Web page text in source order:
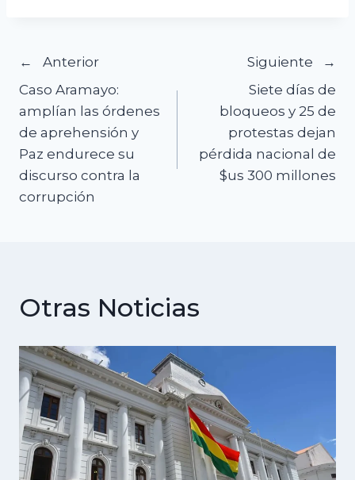
Navegación
de
entradas
Anterior
Caso Aramayo:
amplían las órdenes
de aprehensión y
Paz endurece su
discurso contra la
corrupción
Siguiente
Siete días de
bloqueos y 25 de
protestas dejan
pérdida nacional de
$us 300 millones
Otras Noticias